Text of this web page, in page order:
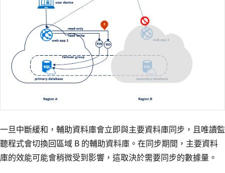
一旦中斷緩和，輔助資料庫會立即與主要資料庫同步，且唯讀監
聽程式會切換回區域 B 的輔助資料庫。在同步期間，主要資料
庫的效能可能會稍微受到影響，這取決於需要同步的數據量。